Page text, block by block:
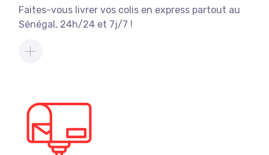
Faites-vous livrer vos colis en express partout au
Sénégal, 24h/24 et 7j/7 !